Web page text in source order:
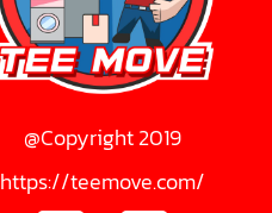
@Copyright 2019
https://teemove.com/